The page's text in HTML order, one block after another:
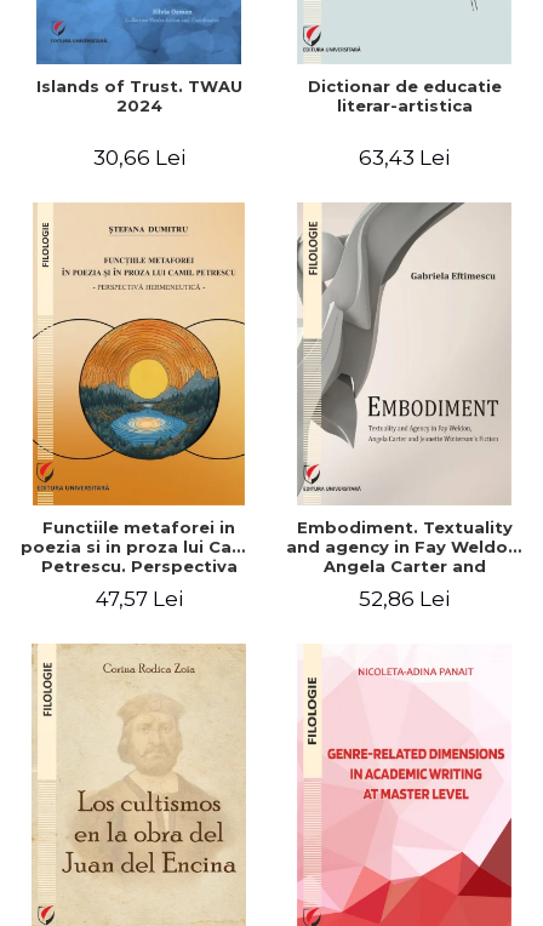
Islands of Trust. TWAU
2024
30,66 Lei
Dictionar de educatie
literar-artistica
63,43 Lei
Functiile metaforei in
poezia si in proza lui Camil
Petrescu. Perspectiva
47,57 Lei
Embodiment. Textuality
and agency in Fay Weldon,
Angela Carter and
fiction
52,86 Lei